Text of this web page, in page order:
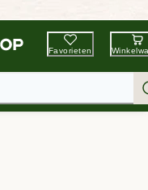
Tuin & Dier
Favorieten